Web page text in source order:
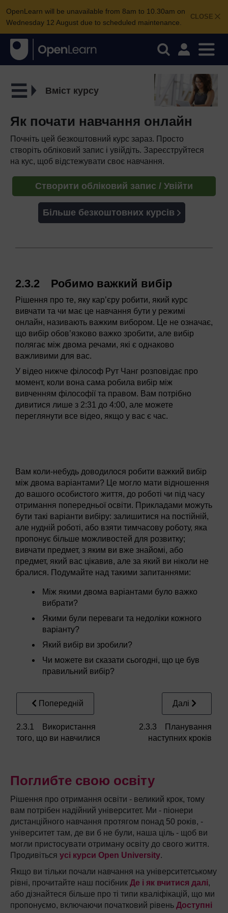
CLOSE
OpenLearn will be unavailable from 8am to 10.30am on
Wednesday 12 August due to scheduled maintenance.
Вміст курсу
Як почати навчання онлайн
Почніть цей безкоштовний курс зараз. Просто
створіть обліковий запис і увійдіть. Зареєструйтеся
на кус, щоб відстежувати своє навчання.
Створити обліковий запис / Увійти
Більше безкоштовних курсів
2.3.2 Робимо важкий вибір
Рішення про те, яку кар’єру робити, який курс
вивчати та чи має це навчання бути у режимі
онлайн, називають важким вибором. Це не означає,
що вибір обов’язково важко зробити, але вибір
полягає між двома речами, які є однаково
важливими для вас.
У відео нижче філософ Рут Чанг розповідає про
момент, коли вона сама робила вибір між
вивченням філософії та правом. Вам потрібно
дивитися лише з 2:31 до 4:00, але можете
переглянути все відео, якщо у вас є час.
Вам коли-небудь доводилося робити важкий вибір
між двома варіантами? Це могло мати відношення
до вашого особистого життя, до роботі чи під часу
отримання попередньої освіти. Прикладами можуть
бути такі варіанти вибіру: залишитися на постійній,
але нудній роботі, або взяти тимчасову роботу, яка
пропонує більше можливостей для розвитку;
вивчати предмет, з яким ви вже знайомі, або
предмет, який вас цікавив, але за який ви ніколи не
бралися. Подумайте над такими запитаннями:
Між якими двома варіантами було важко
вибрати?
Якими були переваги та недоліки кожного
варіанту?
Який вибір ви зробили?
Чи можете ви сказати сьогодні, що це був
правильний вибір?
Попередній
2.3.1 Використання
того, що ви навчилися
Далі
2.3.3 Планування
наступних кроків
Поглибте свою освіту
Рішення про отримання освіти - великий крок, тому
вам потрібен надійний університет. Ми - піонери
дистанційного навчання протягом понад 50 років, -
університет там, де ви б не були, наша ціль - щоб ви
могли пристосувати отриману освіту до свого життя.
Продивіться усі курси Open University.
Якщо ви тільки почали навчання на університетському
рівні, прочитайте наш посібник Де і як вчитися далі,
або дізнайтеся більше про ті типи кваліфікацій, що ми
пропонуємо, включаючи початковий рівень Доступні